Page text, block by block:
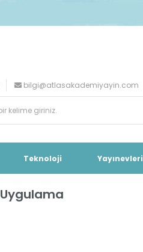
bilgi@atlasakademiyayin.com
Teknoloji Yayınevleri
Uygulama